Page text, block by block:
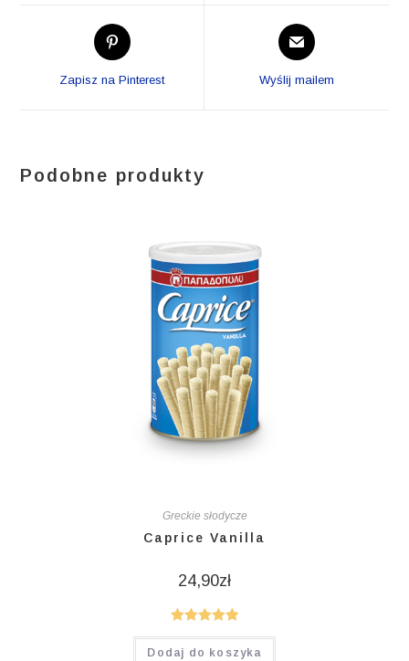
Opens
in
Zapisz na Pinterest
Opens
in
new
Wyślij mailem
Podobne produkty
Greckie słodycze
Caprice Vanilla
24,90zł
Oceniono
5.00na 5
Dodaj do koszyka